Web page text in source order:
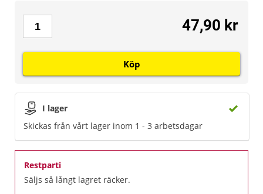
I lager
Skickas från vårt lager inom 1 - 3 arbetsdagar
Restparti
Säljs så långt lagret räcker.
47,90 kr
Köp